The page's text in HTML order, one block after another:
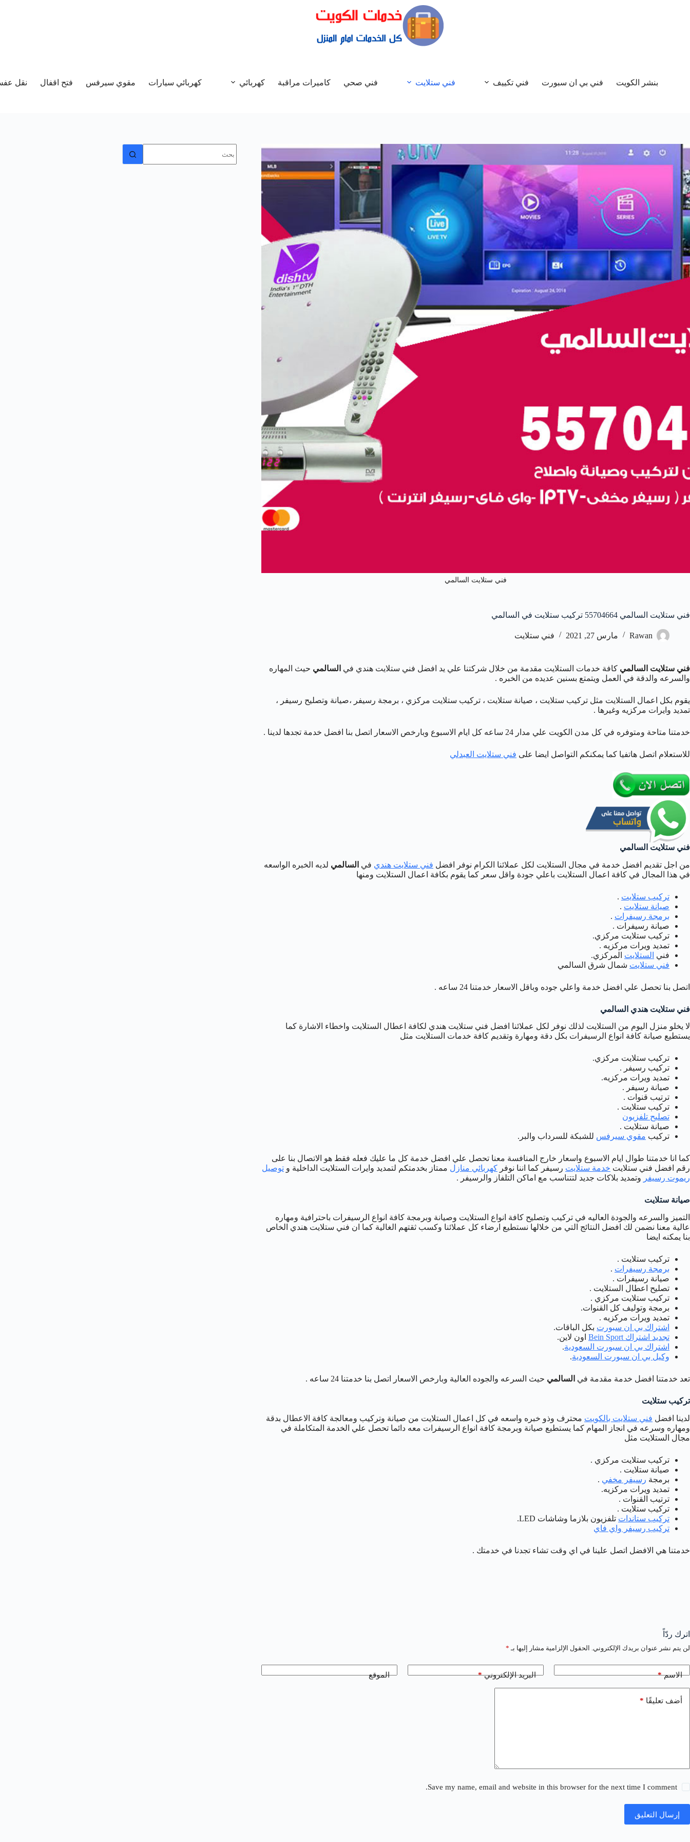
بنشر الكويت فني بي ان سبورت فني تكييف فني ستلايت فني صحي كاميرات مراقبة كهربائي كهربائي سيارات مقوي سيرفس فتح اقفال نقل
فني ستلايت السالمي
فني ستلايت السالمي 55704664 تركيب ستلايت في السالمي
Rawan مارس 27, 2021 فني ستلايت
فني ستلايت السالمي كافة خدمات الستلايت مقدمة من خلال شركتنا علي يد افضل فني ستلايت هندي في السالمي حيث المهاره
والسرعه والدقة في العمل ويتمتع بسنين عديده من الخبره .
يقوم بكل اعمال الستلايت مثل تركيب ستلايت ، صيانة ستلايت ، تركيب ستلايت مركزي ، برمجة رسيفر ،صيانة وتصليح رسيفر ،
تمديد وايرات مركزيه وغيرها .
خدمتنا متاحة ومتوفره في كل مدن الكويت علي مدار 24 ساعه كل ايام الاسبوع وبارخص الاسعار اتصل بنا افضل خدمة تجدها لدينا .
للاستعلام اتصل هاتفيا كما يمكنكم التواصل ايضا على فني ستلايت العبدلي
فني ستلايت السالمي
من اجل تقديم افضل خدمة في مجال الستلايت لكل عملائنا الكرام نوفر افضل فني ستلايت هندي في السالمي لديه الخبره الواسعه
في هذا المجال في كافة اعمال الستلايت باعلي جودة واقل سعر كما يقوم بكافة اعمال الستلايت ومنها
تركيب ستلايت .
صيانة ستلايت .
برمجة رسيفرات .
صيانة رسيفرات .
تركيب ستلايت مركزي.
تمديد ويرات مركزيه .
فني الستلايت المركزي.
فني ستلايت شمال شرق السالمي
اتصل بنا تحصل علي افضل خدمة واعلي جوده وباقل الاسعار خدمتنا 24 ساعه .
فني ستلايت هندي السالمي
لا يخلو منزل اليوم من الستلايت لذلك نوفر لكل عملائنا افضل فني ستلايت هندي لكافة اعطال الستلايت واخطاء الاشارة كما
يستطيع صيانة كافة انواع الرسيفرات بكل دقة ومهارة وتقديم كافة خدمات الستلايت مثل
تركيب ستلايت مركزي.
تركيب رسيفر .
تمديد ويرات مركزيه.
صيانة رسيفر .
ترتيب قنوات .
تركيب ستلايت .
تصليح تلفزيون
صيانة ستلايت .
تركيب مقوي سيرفس للشبكة للسرداب والبر.
كما انا خدمتنا طوال ايام الاسبوع واسعار خارج المنافسة معنا تحصل علي افضل خدمة كل ما عليك فعله فقط هو الاتصال بنا على
رقم افضل فني ستلايت خدمة ستلايت رسيفر كما اننا نوفر كهربائي منازل ممتاز بخدمتكم لتمديد وايرات الستلايت الداخلية و توصيل
ريموت رسيفر وتمديد بلاكات جديد لتتناسب مع اماكن التلفاز والرسيفر .
صيانة ستلايت
التميز والسرعه والجودة العاليه في تركيب وتصليح كافة انواع الستلايت وصيانة وبرمجة كافة انواع الرسيفرات باحترافية ومهاره
عالية معنا نضمن لك افضل النتائج التي من خلالها نستطيع ارضاء كل عملائنا وكسب ثقتهم الغالية كما ان فني ستلايت هندي الخاص
بنا يمكنه ايضا
تركيب ستلايت .
برمجة رسيفرات .
صيانة رسيفرات .
تصليح اعطال الستلايت .
تركيب ستلايت مركزي .
برمجة وتوليف كل القنوات.
تمديد ويرات مركزيه .
اشتراك بي ان سبورت بكل الباقات.
تجديد اشتراك Bein Sport
اون لاين.
اشتراك بي ان سبورت السعودية.
وكيل بي ان سبورت السعودية.
تعد خدمتنا افضل خدمة مقدمة في السالمي حيث السرعه والجوده العالية وبارخص الاسعار اتصل بنا خدمتنا 24 ساعه .
تركيب ستلايت
لدينا افضل فني ستلايت بالكويت محترف وذو خبره واسعه في كل اعمال الستلايت من صيانة وتركيب ومعالجة كافة الاعطال بدقة
ومهاره وسرعه في انجاز المهام كما يستطيع صيانة وبرمجة كافة انواع الرسيفرات معه دائما تحصل علي الخدمة المتكاملة في
مجال الستلايت مثل
تركيب ستلايت مركزي .
صيانة ستلايت .
برمجة رسيفر مخفي .
تمديد ويرات مركزيه.
ترتيب القنوات .
تركيب ستلايت .
تركيب ستاندات تلفزيون بلازما وشاشات LED.
تركيب رسيفر واي فاي
خدمتنا هي الافضل اتصل علينا في اي وقت تشاء تجدنا في خدمتك .
اترك ردّاً
لن يتم نشر عنوان بريدك الإلكتروني. الحقول الإلزامية مشار إليها بـ *
الاسم* البريد الإلكتروني* الموقع
أضف تعليقًا *
Save my name, email and website in this browser for the next time I comment.
إرسال التعليق